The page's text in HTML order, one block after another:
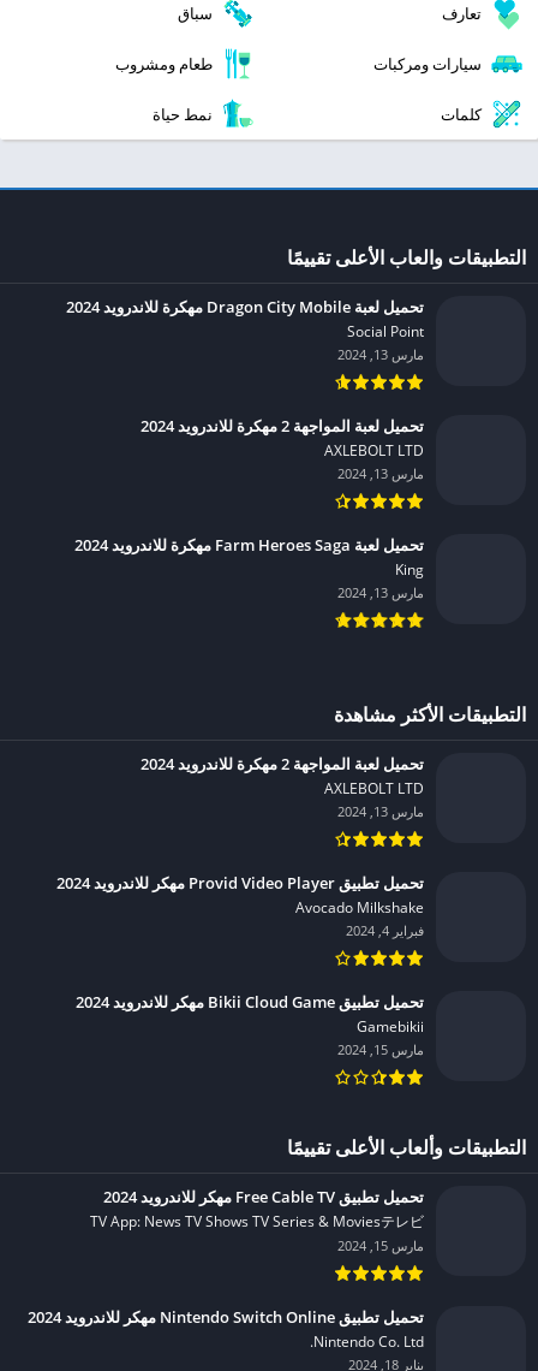
تعارف سباق
سيارات ومركبات طعام ومشروب
كلمات نمط حياة
التطبيقات والعاب الأعلى تقييمًا
تحميل لعبة Dragon City Mobile مهكرة للاندرويد 2024
Social Point‏
مارس 13, 2024
تحميل لعبة المواجهة 2 مهكرة للاندرويد 2024
AXLEBOLT LTD‏
مارس 13, 2024
تحميل لعبة Farm Heroes Saga مهكرة للاندرويد 2024
King‏
مارس 13, 2024
التطبيقات الأكثر مشاهدة
تحميل لعبة المواجهة 2 مهكرة للاندرويد 2024
AXLEBOLT LTD‏
مارس 13, 2024
تحميل تطبيق Provid Video Player مهكر للاندرويد 2024
Avocado Milkshake‏
فبراير 4, 2024
تحميل تطبيق Bikii Cloud Game مهكر للاندرويد 2024
Gamebikii‏
مارس 15, 2024
التطبيقات وألعاب الأعلى تقييمًا
تحميل تطبيق Free Cable TV مهكر للاندرويد 2024
TV App: News TV Shows TV Series & Moviesテレビ‏
مارس 15, 2024
تحميل تطبيق Nintendo Switch Online مهكر للاندرويد 2024
Nintendo Co. Ltd.‏
يناير 18, 2024